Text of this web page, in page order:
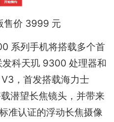
售价 3999 元
系列手机将搭载多个首
科天玑 9300 处理器和
，首发搭载海力士
潜望长焦镜头，并带来
准认证的浮动长焦摄像